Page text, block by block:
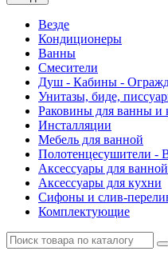
Везде
Кондиционеры
Ванны
Смесители
Душ - Кабины -
Унитазы, биде,
Раковины для ванны и
Инсталляции
Мебель для ванной
Полотенцесушители -
Аксессуары для ванной
Аксессуары для кухни
Сифоны и слив-
Комплектующие